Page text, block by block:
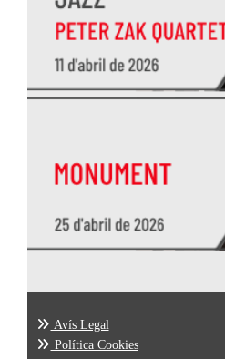
Avís Legal
Política Cookies